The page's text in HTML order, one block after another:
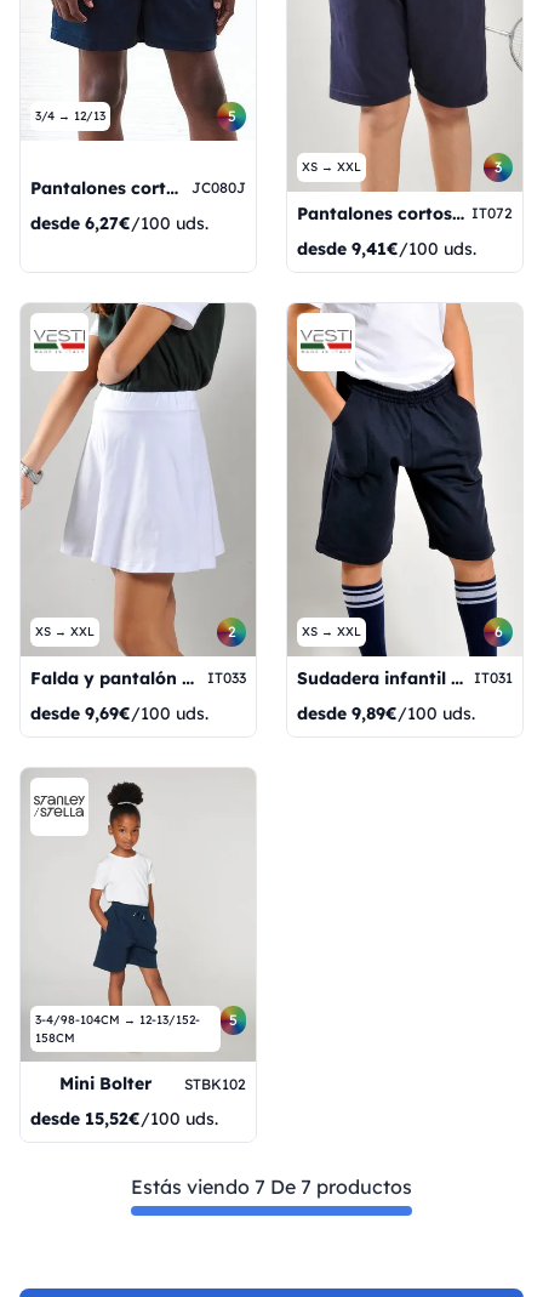
3/4 → 12/13 5
Pantalones cortos geniales para niños JC080J
desde 6,27€/100 uds.
XS → XXL 3
Pantalones cortos de punto Pony para niños, 100% algodón, 170 g, gris jaspeado claro, talla XXS 1/2 años. IT072
desde 9,41€/100 uds.
XS → XXL 2
Falda y pantalón de algodón 90/10% para niñas, 230 g, color blanco, talla XS (3/4 años). IT033
desde 9,69€/100 uds.
XS → XXL 6
Sudadera infantil Bermuda de felpa 70/30% algodón/poliéster 240gr Negra XXS 1/2 años IT031
desde 9,89€/100 uds.
3-4/98-104CM → 12-13/152-
158CM
5
Mini Bolter STBK102
desde 15,52€/100 uds.
Estás viendo 7 De 7 productos